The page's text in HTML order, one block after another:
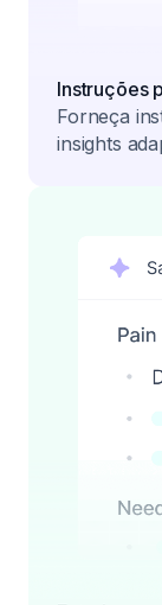
Instruções
Forneça
insights